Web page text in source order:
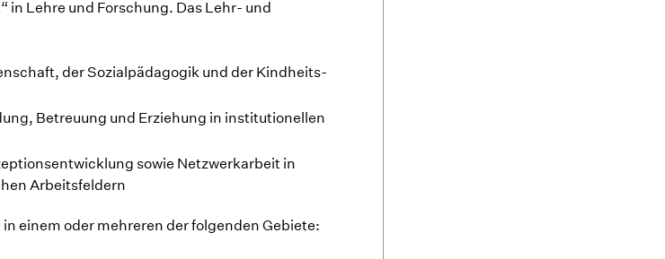
Lehre und Forschung. Das Lehr- und
der Sozialpädagogik und der Kindheits­
Betreuung und Erziehung in institutionellen
sowie Netzwerkarbeit in
Arbeitsfeldern
einem oder mehreren der folgenden Gebiete: